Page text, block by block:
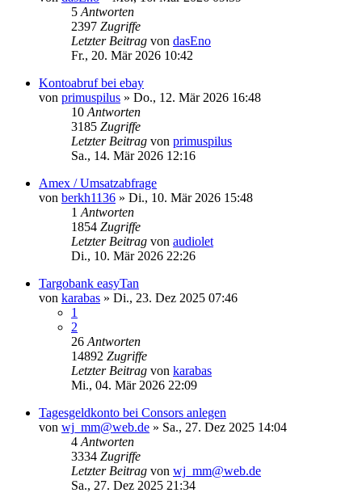
5 Antworten
2397 Zugriffe
Letzter Beitrag von dasEno
Fr., 20. Mär 2026 10:42
Kontoabruf bei ebay
von primuspilus » Do., 12. Mär 2026 16:48
10 Antworten
3185 Zugriffe
Letzter Beitrag von primuspilus
Sa., 14. Mär 2026 12:16
Amex / Umsatzabfrage
von berkh1136 » Di., 10. Mär 2026 15:48
1 Antworten
1854 Zugriffe
Letzter Beitrag von audiolet
Di., 10. Mär 2026 22:26
Targobank easyTan
von karabas » Di., 23. Dez 2025 07:46
1
2
26 Antworten
14892 Zugriffe
Letzter Beitrag von karabas
Mi., 04. Mär 2026 22:09
Tagesgeldkonto bei Consors anlegen
von wj_mm@web.de » Sa., 27. Dez 2025 14:04
4 Antworten
3334 Zugriffe
Letzter Beitrag von wj_mm@web.de
Sa., 27. Dez 2025 21:34